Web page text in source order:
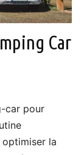
Car
car pour
la